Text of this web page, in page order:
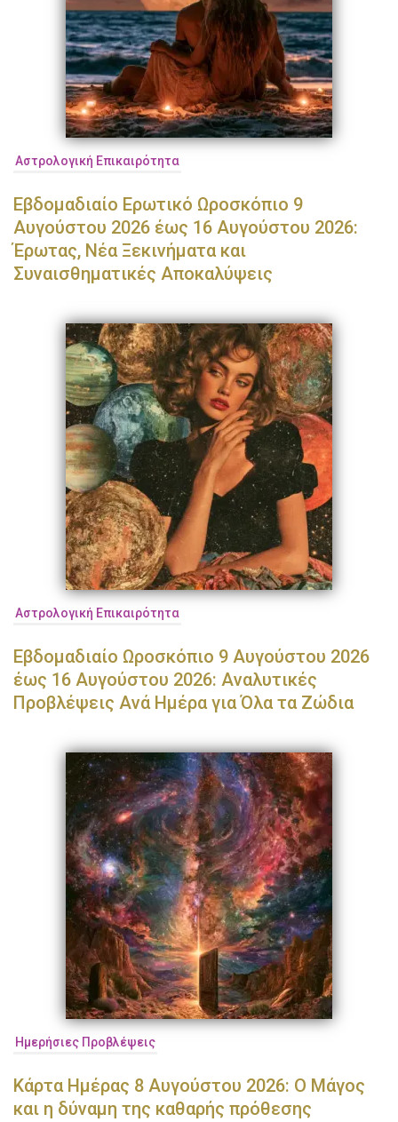
Αστρολογική Επικαιρότητα
Εβδομαδιαίο Ερωτικό Ωροσκόπιο 9
Αυγούστου 2026 έως 16 Αυγούστου 2026:
Έρωτας, Νέα Ξεκινήματα και
Συναισθηματικές Αποκαλύψεις
Αστρολογική Επικαιρότητα
Εβδομαδιαίο Ωροσκόπιο 9 Αυγούστου 2026
έως 16 Αυγούστου 2026: Αναλυτικές
Προβλέψεις Ανά Ημέρα για Όλα τα Ζώδια
Ημερήσιες Προβλέψεις
Κάρτα Ημέρας 8 Αυγούστου 2026: Ο Μάγος
και η δύναμη της καθαρής πρόθεσης